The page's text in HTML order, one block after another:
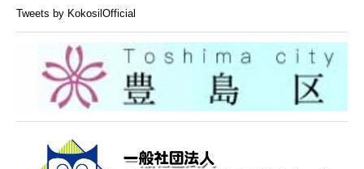
Tweets by KokosilOfficial